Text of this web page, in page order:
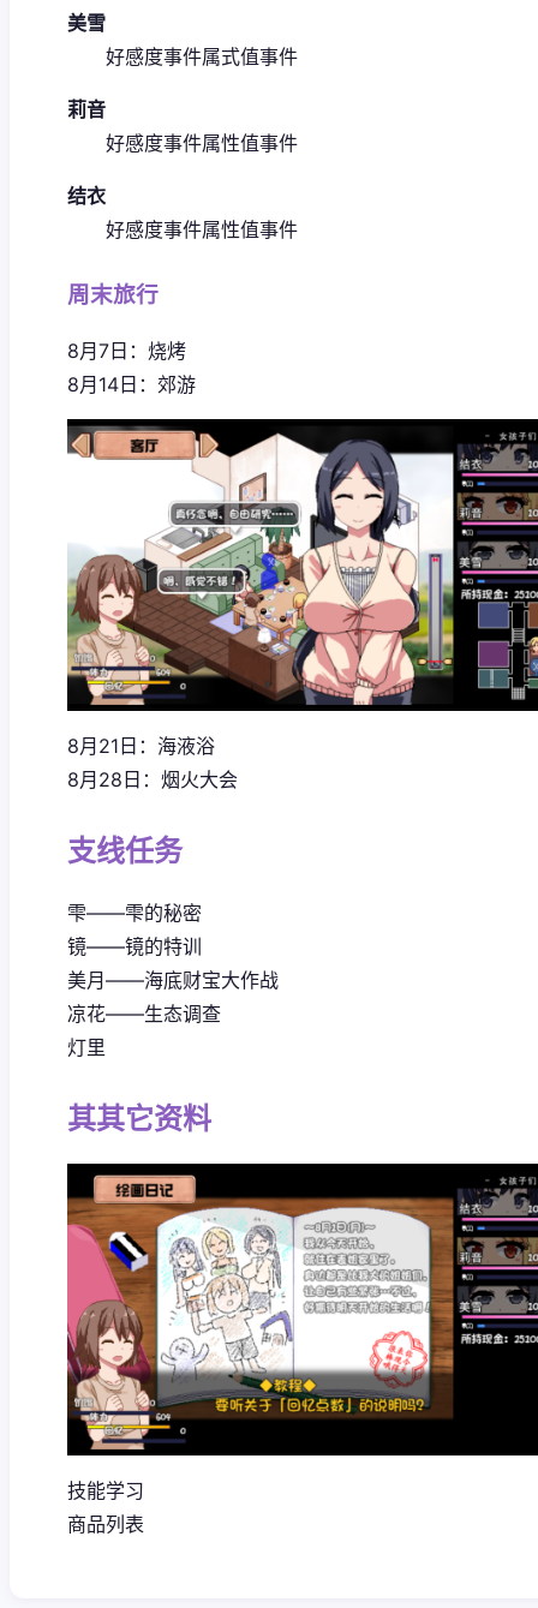
美雪
好感度事件属式值事件
莉音
好感度事件属性值事件
结衣
好感度事件属性值事件
周末旅行
8月7日：烧烤
8月14日：郊游
8月21日：海液浴
8月28日：烟火大会
支线任务
雫——雫的秘密
镜——镜的特训
美月——海底财宝大作战
凉花——生态调查
灯里
其其它资料
技能学习
商品列表